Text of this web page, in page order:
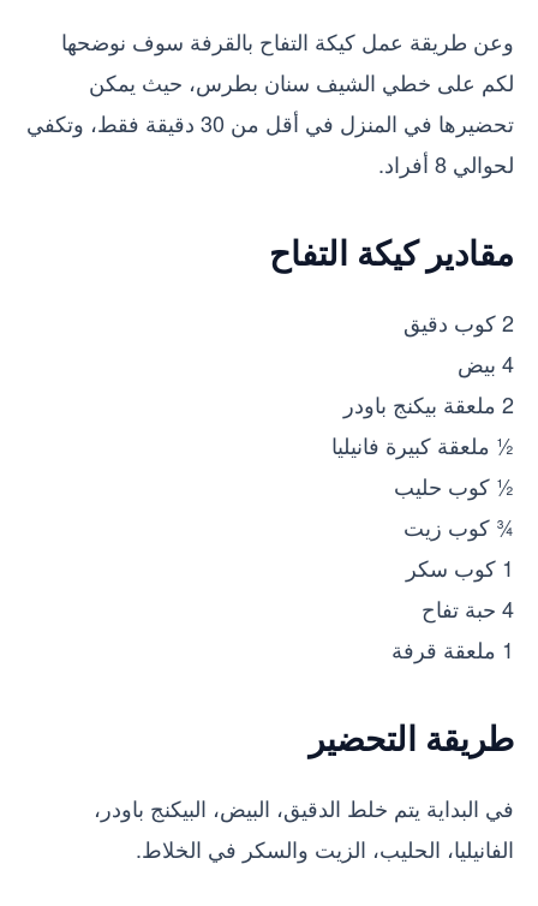
وعن طريقة عمل كيكة التفاح بالقرفة سوف نوضحها
لكم على خطي الشيف سنان بطرس، حيث يمكن
تحضيرها في المنزل في أقل من 30 دقيقة فقط، وتكفي
لحوالي 8 أفراد.
مقادير كيكة التفاح
2 كوب دقيق
4 بيض
2 ملعقة بيكنج باودر
½ ملعقة كبيرة فانيليا
½ كوب حليب
¾ كوب زيت
1 كوب سكر
4 حبة تفاح
1 ملعقة قرفة
طريقة التحضير
في البداية يتم خلط الدقيق، البيض، البيكنج باودر،
الفانيليا، الحليب، الزيت والسكر في الخلاط.